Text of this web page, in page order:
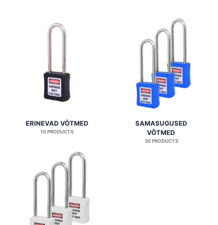
ERINEVAD VÕTMED
10 PRODUCTS
SAMASUGUSED
VÕTMED
30 PRODUCTS